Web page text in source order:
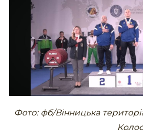
Фото: фб/Вінницька